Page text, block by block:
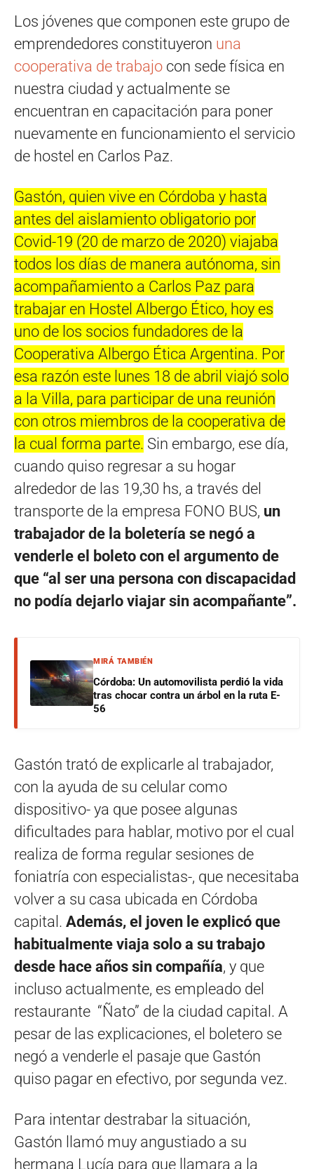
Los jóvenes que componen este grupo de
emprendedores constituyeron una
cooperativa de trabajo con sede física en
nuestra ciudad y actualmente se
encuentran en capacitación para poner
nuevamente en funcionamiento el servicio
de hostel en Carlos Paz.
Gastón, quien vive en Córdoba y hasta
antes del aislamiento obligatorio por
Covid-19 (20 de marzo de 2020) viajaba
todos los días de manera autónoma, sin
acompañamiento a Carlos Paz para
trabajar en Hostel Albergo Ético, hoy es
uno de los socios fundadores de la
Cooperativa Albergo Ética Argentina. Por
esa razón este lunes 18 de abril viajó solo
a la Villa, para participar de una reunión
con otros miembros de la cooperativa de
la cual forma parte. Sin embargo, ese día,
cuando quiso regresar a su hogar
alrededor de las 19,30 hs, a través del
transporte de la empresa FONO BUS, un
trabajador de la boletería se negó a
venderle el boleto con el argumento de
que “al ser una persona con discapacidad
no podía dejarlo viajar sin acompañante”.
MIRÁ TAMBIÉN
Córdoba: Un automovilista perdió la vida
tras chocar contra un árbol en la ruta E-
56
Gastón trató de explicarle al trabajador,
con la ayuda de su celular como
dispositivo- ya que posee algunas
dificultades para hablar, motivo por el cual
realiza de forma regular sesiones de
foniatría con especialistas-, que necesitaba
volver a su casa ubicada en Córdoba
capital. Además, el joven le explicó que
habitualmente viaja solo a su trabajo
desde hace años sin compañía, y que
incluso actualmente, es empleado del
restaurante “Ñato” de la ciudad capital. A
pesar de las explicaciones, el boletero se
negó a venderle el pasaje que Gastón
quiso pagar en efectivo, por segunda vez.
Para intentar destrabar la situación,
Gastón llamó muy angustiado a su
hermana Lucía para que llamara a la